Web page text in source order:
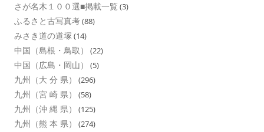
さが名木１００選■掲載一覧 (3)
ふるさと古写真考(88)
みさき道の道塚 (14)
中国（島根・鳥取） (22)
中国（広島・岡山） (5)
九州（大 分 県） (296)
九州（宮 崎 県） (58)
九州（沖 縄 県） (125)
九州（熊 本 県） (274)